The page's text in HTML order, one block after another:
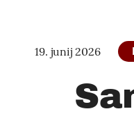
19. junij 2026